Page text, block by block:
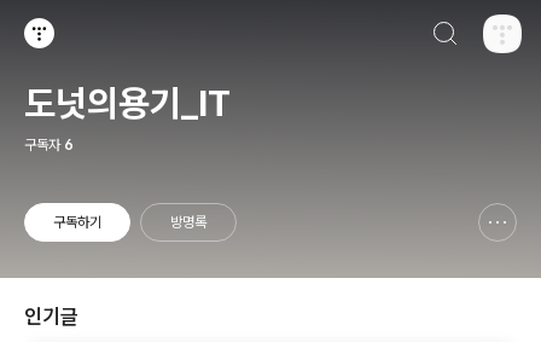
도넛의용기_IT
구독자 6
구독하기 방명록
인기글